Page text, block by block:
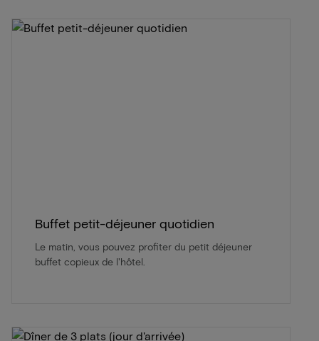
Buffet petit-déjeuner quotidien
Le matin, vous pouvez profiter du petit déjeuner
buffet copieux de l'hôtel.